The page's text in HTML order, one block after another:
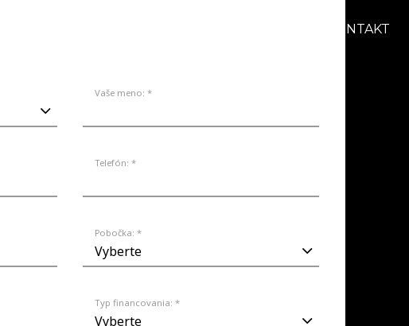
KONTAKT
Vaše meno: *
Telefón: *
Pobočka: *
Typ financovania: *